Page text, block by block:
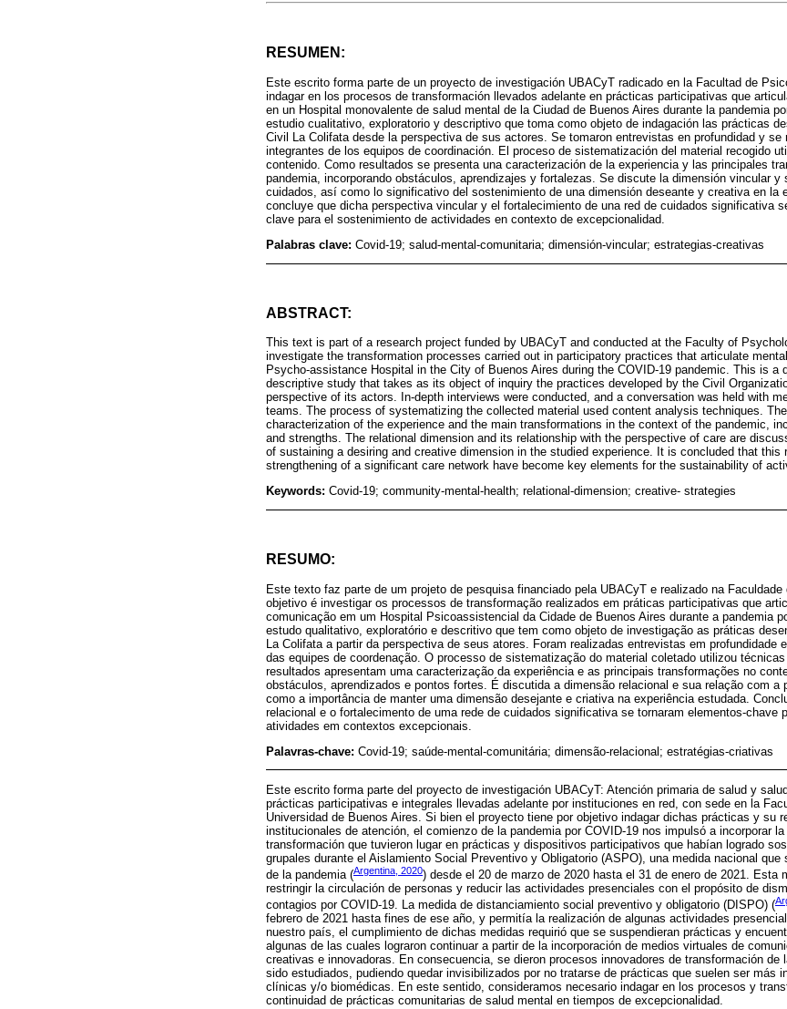
RESUMEN:
Este escrito forma parte de un proyecto de investigación UBACyT radicado en la Facultad de
indagar en los procesos de transformación llevados adelante en prácticas participativas que
en un Hospital monovalente de salud mental de la Ciudad de Buenos Aires durante la pandemia
estudio cualitativo, exploratorio y descriptivo que toma como objeto de indagación las prácticas
Civil La Colifata desde la perspectiva de sus actores. Se tomaron entrevistas en profundidad y se
integrantes de los equipos de coordinación. El proceso de sistematización del material recogido
contenido. Como resultados se presenta una caracterización de la experiencia y las principales
pandemia, incorporando obstáculos, aprendizajes y fortalezas. Se discute la dimensión vincular
cuidados, así como lo significativo del sostenimiento de una dimensión deseante y creativa en la
concluye que dicha perspectiva vincular y el fortalecimiento de una red de cuidados significativa
clave para el sostenimiento de actividades en contexto de excepcionalidad.
Palabras clave: Covid-19; salud-mental-comunitaria; dimensión-vincular; estrategias-creativas
ABSTRACT:
This text is part of a research project funded by UBACyT and conducted at the Faculty of
investigate the transformation processes carried out in participatory practices that articulate
Psycho-assistance Hospital in the City of Buenos Aires during the COVID-19 pandemic. This is a
descriptive study that takes as its object of inquiry the practices developed by the Civil
perspective of its actors. In-depth interviews were conducted, and a conversation was held with
teams. The process of systematizing the collected material used content analysis techniques.
characterization of the experience and the main transformations in the context of the pandemic,
and strengths. The relational dimension and its relationship with the perspective of care are
of sustaining a desiring and creative dimension in the studied experience. It is concluded that this
strengthening of a significant care network have become key elements for the sustainability of
Keywords: Covid-19; community-mental-health; relational-dimension; creative- strategies
RESUMO:
Este texto faz parte de um projeto de pesquisa financiado pela UBACyT e realizado na
objetivo é investigar os processos de transformação realizados em práticas participativas que
comunicação em um Hospital Psicoassistencial da Cidade de Buenos Aires durante a pandemia
estudo qualitativo, exploratório e descritivo que tem como objeto de investigação as práticas
La Colifata a partir da perspectiva de seus atores. Foram realizadas entrevistas em profundidade
das equipes de coordenação. O processo de sistematização do material coletado utilizou
resultados apresentam uma caracterização da experiência e as principais transformações no
obstáculos, aprendizados e pontos fortes. É discutida a dimensão relacional e sua relação com a
como a importância de manter uma dimensão desejante e criativa na experiência estudada.
relacional e o fortalecimento de uma rede de cuidados significativa se tornaram elementos-chave
atividades em contextos excepcionais.
Palavras-chave: Covid-19; saúde-mental-comunitária; dimensão-relacional; estratégias-criativas
Este escrito forma parte del proyecto de investigación UBACyT: Atención primaria de salud y
prácticas participativas e integrales llevadas adelante por instituciones en red, con sede en la
Universidad de Buenos Aires. Si bien el proyecto tiene por objetivo indagar dichas prácticas y su
institucionales de atención, el comienzo de la pandemia por COVID-19 nos impulsó a incorporar
transformación que tuvieron lugar en prácticas y dispositivos participativos que habían logrado
grupales durante el Aislamiento Social Preventivo y Obligatorio (ASPO), una medida nacional
de la pandemia (Argentina, 2020) desde el 20 de marzo de 2020 hasta el 31 de enero de 2021. Esta
restringir la circulación de personas y reducir las actividades presenciales con el propósito de
contagios por COVID-19. La medida de distanciamiento social preventivo y obligatorio (DISPO) (
febrero de 2021 hasta fines de ese año, y permitía la realización de algunas actividades
nuestro país, el cumplimiento de dichas medidas requirió que se suspendieran prácticas y
algunas de las cuales lograron continuar a partir de la incorporación de medios virtuales de
creativas e innovadoras. En consecuencia, se dieron procesos innovadores de transformación de
sido estudiados, pudiendo quedar invisibilizados por no tratarse de prácticas que suelen ser más
clínicas y/o biomédicas. En este sentido, consideramos necesario indagar en los procesos y
continuidad de prácticas comunitarias de salud mental en tiempos de excepcionalidad.